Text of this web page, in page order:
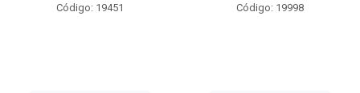
Código: 19451 Código: 19998